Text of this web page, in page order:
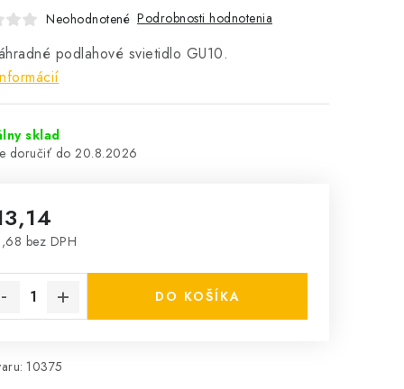
Neohodnotené Podrobnosti hodnotenia
podlahové svietidlo GU10.
sklad
20.8.2026
bez DPH
DO KOŠÍKA
10375